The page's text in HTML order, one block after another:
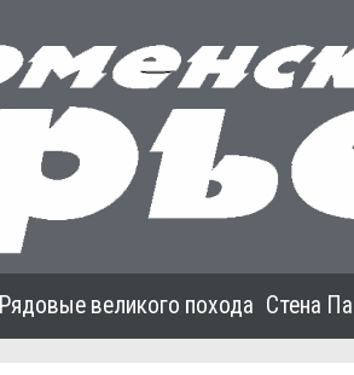
Рядовые великого похода Стена